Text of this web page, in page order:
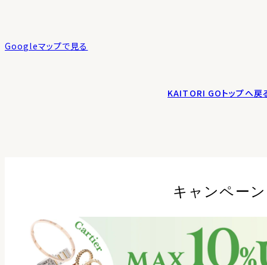
Googleマップで見る
KAITORI GOトップへ戻
キャンペーン